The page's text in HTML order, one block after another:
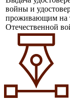
войны и
проживающим на
Отечественной